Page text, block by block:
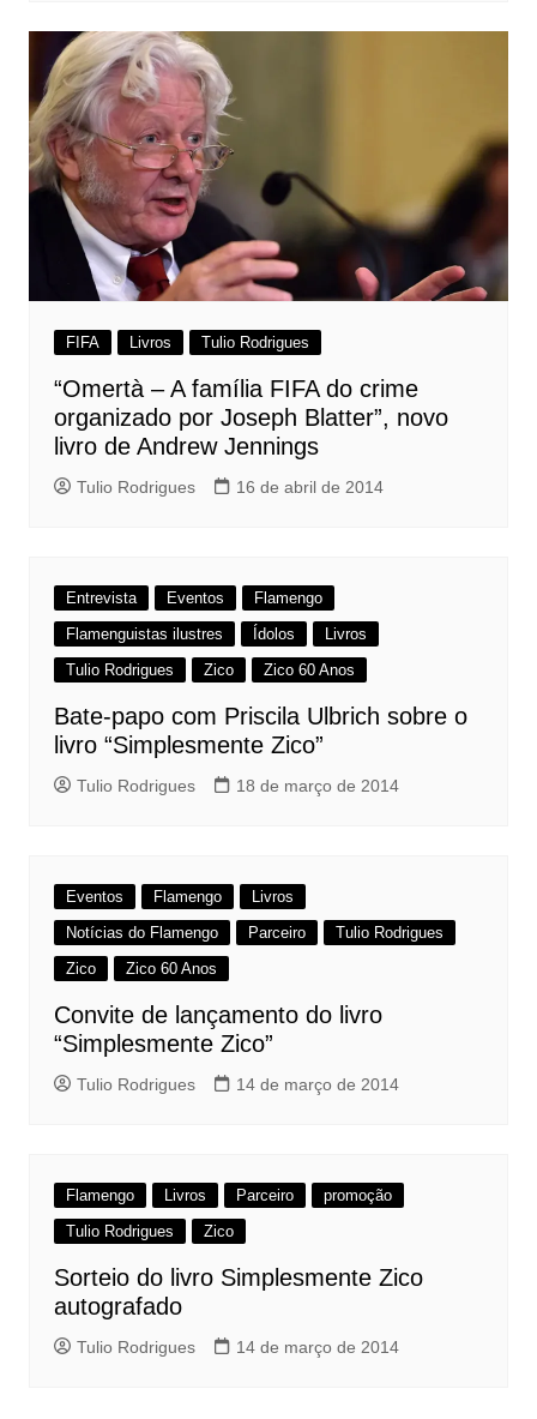
FIFA Livros Tulio Rodrigues
“Omertà – A família FIFA do crime
organizado por Joseph Blatter”, novo
livro de Andrew Jennings
Tulio Rodrigues 16 de abril de 2014
Entrevista Eventos
Flamengo
Flamenguistas ilustres
Ídolos
Livros
Tulio Rodrigues
Zico Zico 60 Anos
Bate-papo com Priscila Ulbrich sobre o
livro “Simplesmente Zico”
Tulio Rodrigues 18 de março de 2014
Eventos Flamengo
Livros
Notícias do Flamengo
Parceiro
Tulio Rodrigues
Zico
Zico 60 Anos
Convite de lançamento do livro
“Simplesmente Zico”
Tulio Rodrigues 14 de março de 2014
Flamengo Livros Parceiro
promoção
Tulio Rodrigues
Zico
Sorteio do livro Simplesmente Zico
autografado
Tulio Rodrigues 14 de março de 2014